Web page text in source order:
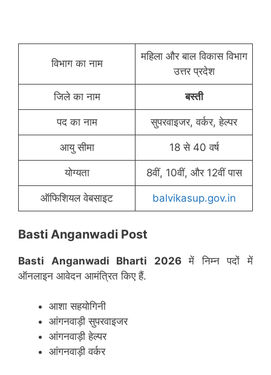
विभाग का नाम
महिला और बाल विकास विभाग
उत्तर प्रदेश
जिले का नाम बस्ती
पद का नाम सुपरवाइजर, वर्कर, हेल्पर
आयु सीमा 18 से 40 वर्ष
योग्यता 8वीं, 10वीं, और 12वीं पास
ऑफिशियल वेबसाइट balvikasup.gov.in
Basti Anganwadi Post
Basti Anganwadi Bharti 2026में निम्न पदों में
ऑनलाइन आवेदन आमंत्रित किए हैं.
आशा सहयोगिनी
आंगनवाड़ी सुपरवाइजर
आंगनवाड़ी हेल्पर
आंगनवाड़ी वर्कर